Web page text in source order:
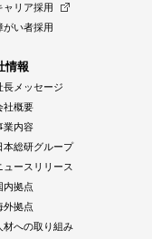
ャリア採用
がい者採用
情報
長メッセージ
社概要
業内容
本総研グループ
ュースリリース
内拠点
外拠点
材への取り組み